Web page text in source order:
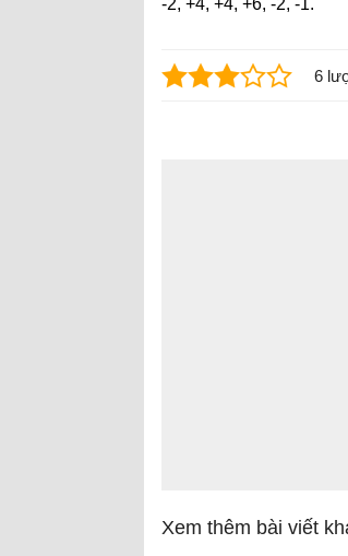
6
Xem thêm bài viết